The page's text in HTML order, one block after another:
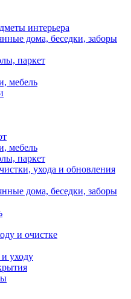
интерьера
дома, беседки, заборы
паркет
мебель
мебель
паркет
ухода и обновления
дома, беседки, заборы
и очистке
уходу